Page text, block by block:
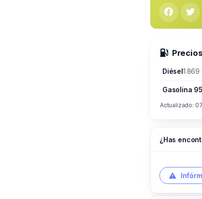
Diésel1.869
Gasolina
Actualizado:
¿Has